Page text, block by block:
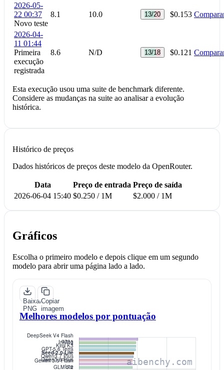
2026-05-
22 00:37
Novo teste
8.1 10.0 13/20 $0.153
2026-04-
11 01:44
Primeira
execução
registrada
8.6 N/D 13/18 $0.121
Esta execução usou uma suite de benchmark diferente.
Considere as mudanças na suite ao analisar a evolução
histórica.
Histórico de preços
Dados históricos de preços deste modelo da OpenRouter.
Data Preço de entrada Preço de saída
2026-06-04 15:40 $0.250 / 1M $2.000 / 1M
Gráficos
Escolha o primeiro modelo e depois clique em um segundo
modelo para abrir uma página lado a lado.
Baixar
PNG
Copiar
imagem
Melhores modelos por pontuação